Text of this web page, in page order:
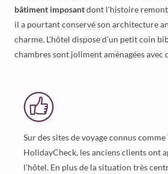
bâtiment imposantdont l'histoire
il a pourtant conservé son architecture
charme. L’hôtel dispose d’un petit coin
chambres sont joliment aménagées avec
Sur des sites de voyage connus
HolidayCheck, les anciens clients ont
l'hôtel. En plus de la situation très